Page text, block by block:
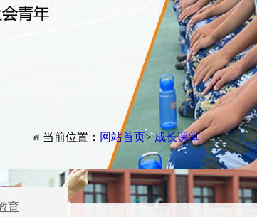
当前位置： 网站首页>成长课堂
育